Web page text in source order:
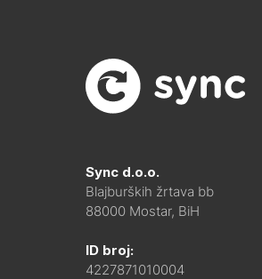
Sync d.o.o.
Blajburških žrtava bb
88000 Mostar, BiH
ID broj:
4227871010004